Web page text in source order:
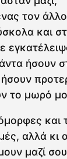
τον
και
ήσουν
το μωρό
και
αλλά κι
μαζί